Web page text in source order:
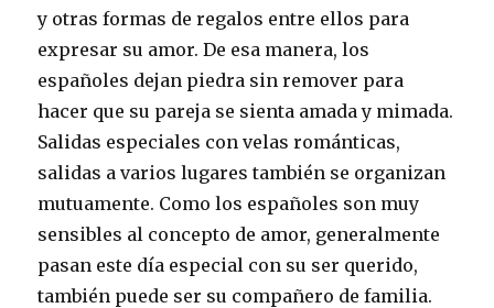
y otras formas de regalos entre ellos para
expresar su amor. De esa manera, los
españoles dejan piedra sin remover para
hacer que su pareja se sienta amada y mimada.
Salidas especiales con velas románticas,
salidas a varios lugares también se organizan
mutuamente. Como los españoles son muy
sensibles al concepto de amor, generalmente
pasan este día especial con su ser querido,
también puede ser su compañero de familia.